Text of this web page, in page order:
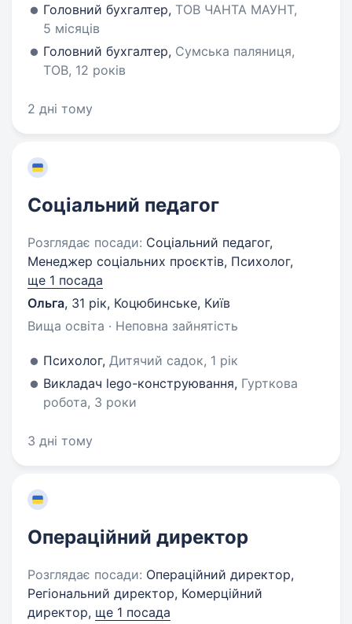
Головний бухгалтер, ТОВ ЧАНТА МАУНТ,
5 місяців
Головний бухгалтер, Сумська паляниця,
ТОВ, 12 років
2 дні тому
Соціальний педагог
Розглядає посади: Соціальний педагог,
Менеджер соціальних проєктів, Психолог,
ще 1 посада
Ольга, 31 рік, Коцюбинське, Київ
Вища освіта · Неповна зайнятість
Психолог, Дитячий садок, 1 рік
Викладач lego-конструювання, Гурткова
робота, 3 роки
3 дні тому
Операційний директор
Розглядає посади: Операційний директор,
Регіональний директор, Комерційний
директор, ще 1 посада